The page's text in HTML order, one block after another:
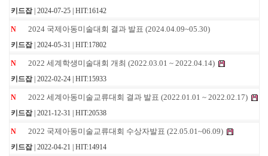
키드잡| 2024-07-25 | HIT:16142
N 2024 국제아동미술대회 결과 발표 (2024.04.09~05.30)
키드잡| 2024-05-31 | HIT:17802
N 2022 세계학생미술대회 개최 (2022.03.01 ~ 2022.04.14)
키드잡| 2022-02-24 | HIT:15933
N 2022 세계아동미술교류대회 결과 발표 (2022.01.01 ~ 2022.02.17)
키드잡| 2021-12-31 | HIT:20538
N 2022 국제아동미술교류대회 수상자발표 (22.05.01~06.09)
키드잡| 2022-04-21 | HIT:14914